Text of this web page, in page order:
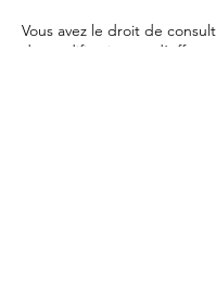
Vous avez le droit de
de modification ou